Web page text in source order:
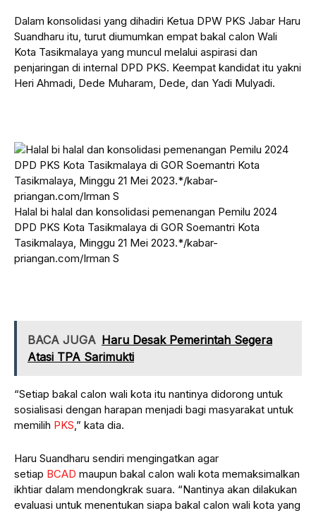
Dalam konsolidasi yang dihadiri Ketua DPW PKS Jabar Haru
Suandharu itu, turut diumumkan empat bakal calon Wali
Kota Tasikmalaya yang muncul melalui aspirasi dan
penjaringan di internal DPD PKS. Keempat kandidat itu yakni
Heri Ahmadi, Dede Muharam, Dede, dan Yadi Mulyadi.
Halal bi halal dan konsolidasi pemenangan Pemilu 2024
DPD PKS Kota Tasikmalaya di GOR Soemantri Kota
Tasikmalaya, Minggu 21 Mei 2023.*/kabar-
priangan.com/Irman S
BACA JUGA Haru Desak Pemerintah Segera
Atasi TPA Sarimukti
“Setiap bakal calon wali kota itu nantinya didorong untuk
sosialisasi dengan harapan menjadi bagi masyarakat untuk
memilih PKS,” kata dia.
Haru Suandharu sendiri mengingatkan agar
setiap BCAD maupun bakal calon wali kota memaksimalkan
ikhtiar dalam mendongkrak suara. “Nantinya akan dilakukan
evaluasi untuk menentukan siapa bakal calon wali kota yang